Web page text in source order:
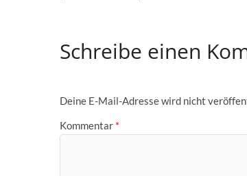
Schreibe einen
Deine E-Mail-Adresse wird nicht
Kommentar *